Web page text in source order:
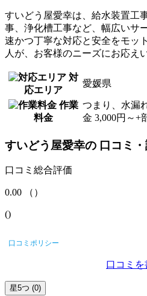
すいどう屋愛幸は、給水装置工
事、浄化槽工事など、幅広いサ
速かつ丁寧な対応と安全をモッ
人が、お客様のニーズにお応え
対
応エリア
愛媛県
作業
料金
つまり、水漏
金 3,000円～+
すいどう屋愛幸の 口コミ・
口コミ総合評価
0.00 （ ）
()
口コミポリシー
口コミを
星5つ (0)